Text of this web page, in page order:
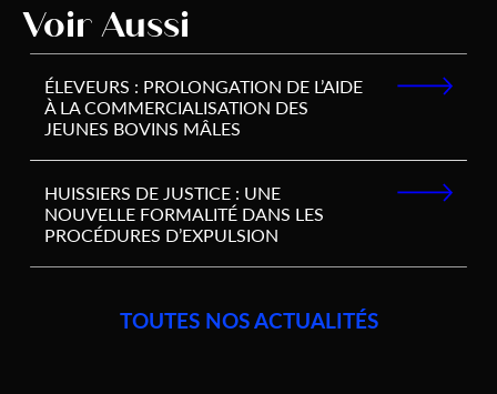
Voir Aussi
ÉLEVEURS : PROLONGATION DE L’AIDE
À LA COMMERCIALISATION DES
JEUNES BOVINS MÂLES
HUISSIERS DE JUSTICE : UNE
NOUVELLE FORMALITÉ DANS LES
PROCÉDURES D’EXPULSION
TOUTES NOS ACTUALITÉS